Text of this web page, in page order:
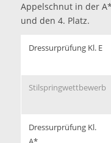
Appelschnut in der
und den 4. Platz.
Dressurprüfung Kl. E
Stilspringwettbewerb
Dressurprüfung Kl.